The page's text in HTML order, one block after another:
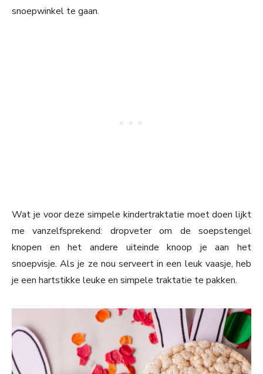
snoepwinkel te gaan.
Wat je voor deze simpele kindertraktatie moet doen lijkt
me vanzelfsprekend: dropveter om de soepstengel
knopen en het andere uiteinde knoop je aan het
snoepvisje. Als je ze nou serveert in een leuk vaasje, heb
je een hartstikke leuke en simpele traktatie te pakken.